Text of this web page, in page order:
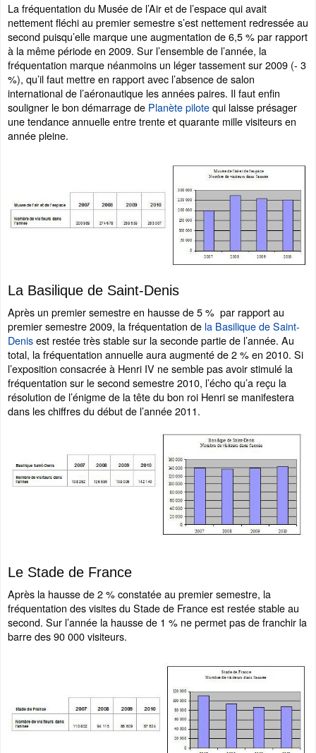
La fréquentation du Musée de l’Air et de l’espace qui avait
nettement fléchi au premier semestre s’est nettement redressée au
second puisqu’elle marque une augmentation de 6,5 % par rapport
à la même période en 2009. Sur l’ensemble de l’année, la
fréquentation marque néanmoins un léger tassement sur 2009 (- 3
%), qu’il faut mettre en rapport avec l’absence de salon
international de l’aéronautique les années paires. Il faut enfin
souligner le bon démarrage de Planète pilotequi laisse présager
une tendance annuelle entre trente et quarante mille visiteurs en
année pleine.
La Basilique de Saint-Denis
Après un premier semestre en hausse de 5 % par rapport au
premier semestre 2009, la fréquentation de la Basilique de Saint-
Denisest restée très stable sur la seconde partie de l’année. Au
total, la fréquentation annuelle aura augmenté de 2 % en 2010. Si
l’exposition consacrée à Henri IV ne semble pas avoir stimulé la
fréquentation sur le second semestre 2010, l’écho qu’a reçu la
résolution de l’énigme de la tête du bon roi Henri se manifestera
dans les chiffres du début de l’année 2011.
Le Stade de France
Après la hausse de 2 % constatée au premier semestre, la
fréquentation des visites du Stade de France est restée stable au
second. Sur l’année la hausse de 1 % ne permet pas de franchir la
barre des 90 000 visiteurs.